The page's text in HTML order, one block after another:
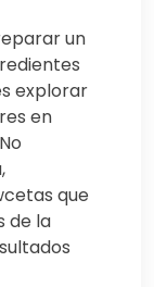
un
explorar
en
que
de la